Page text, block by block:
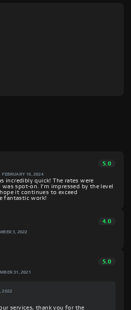
FEBRUARY 16, 2024
5.0
incredibly quick! The rates were
was spot-on. I'm impressed by the level
it continues to exceed
fantastic work!
3, 2022
4.0
31, 2021
5.0
2022
services, thank you for the